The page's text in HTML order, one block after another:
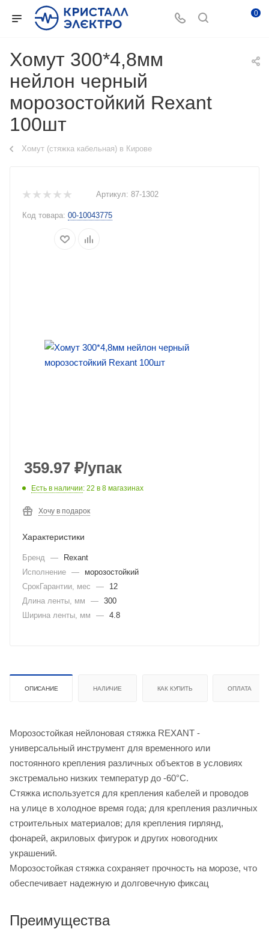
0
Хомут 300*4,8мм
нейлон черный
морозостойкий Rexant
100шт
Хомут (стяжка кабельная) в Кирове
Артикул: 87-1302
Код товара: 00-10043775
359.97 ₽/упак
Есть в наличии: 22 в 8 магазинах
Хочу в подарок
Характеристики
Бренд —
Rexant
Исполнение —
морозостойкий
СрокГарантии, мес
—
12
Длина ленты, мм
— 300
Ширина ленты, мм
— 4.8
ОПИСАНИЕ НАЛИЧИЕ КАК КУПИТЬ ОПЛАТА
Морозостойкая нейлоновая стяжка REXANT -
универсальный инструмент для временного или
постоянного крепления различныx объектов в условияx
экстремально низкиx температур до -60°C.
Стяжка используется для крепления кабелей и проводов
на улице в xолодное время года; для крепления различныx
строительныx материалов; для крепления гирлянд,
фонарей, акриловыx фигурок и другиx новогодниx
украшений.
Морозостойкая стяжка соxраняет прочность на морозе, что
обеспечивает надежную и долговечную фиксац
Преимущества